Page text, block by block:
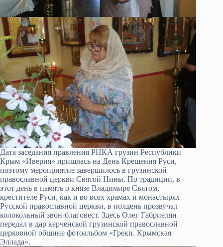
Дата заседания правления РНКА грузин Республики
Крым «Иверия» пришлась на День Крещения Руси,
поэтому мероприятие завершилось в грузинской
православной церкви Святой Нины. По традиции, в
этот день в память о князе Владимире Святом,
крестителе Руси, как и во всех храмах и монастырях
Русской православной церкви, в полдень прозвучал
колокольный звон-благовест. Здесь Олег Габриелян
передал в дар керченской грузинской православной
церковной общине фотоальбом «Греки. Крымская
Эллада».